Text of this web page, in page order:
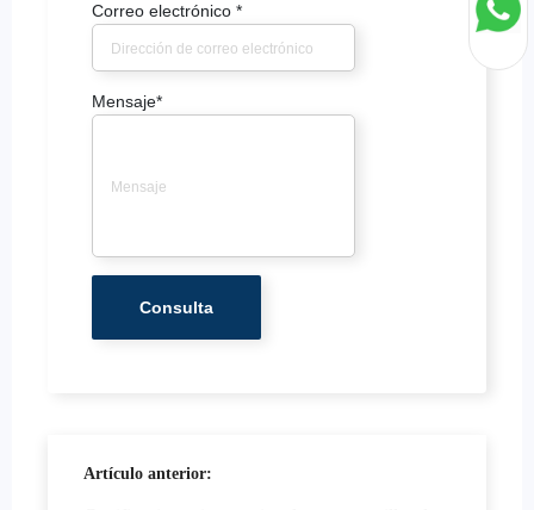
Correo electrónico *
Mensaje*
Artículo anterior: